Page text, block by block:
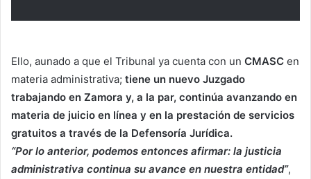
Ello, aunado a que el Tribunal ya cuenta con un CMASC en
materia administrativa; tiene un nuevo Juzgado
trabajando en Zamora y, a la par, continúa avanzando en
materia de juicio en línea y en la prestación de servicios
gratuitos a través de la Defensoría Jurídica.
“Por lo anterior, podemos entonces afirmar: la justicia
administrativa continua su avance en nuestra entidad”,